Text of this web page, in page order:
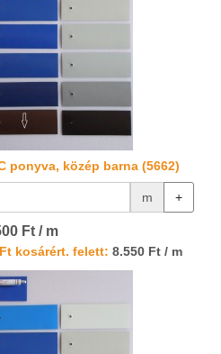
ponyva, közép barna (5662)
m +
Ft / m
kosárért. felett: 8.550 Ft / m